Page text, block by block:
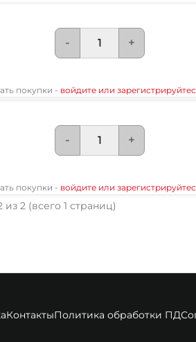
- +
покупки - войдите или
- +
покупки - войдите или
из 2 (всего 1 страниц)
КонтактыПолитика обработки ПД